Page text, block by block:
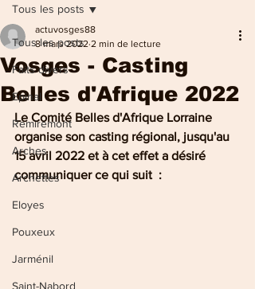
Tous les posts
Faits divers
Epinal
Remiremont
Arches
Archettes
Eloyes
Pouxeux
Jarménil
Saint-Nabord
Tous les posts
Vosges - Casting
Belles d'Afrique 2022
actuvosges88
8 mars 2022 2 min de lecture
Le Comité Belles d'Afrique Lorraine
organise son casting régional, jusqu'au
15 avril 2022 et à cet effet a désiré
communiquer ce qui suit  :